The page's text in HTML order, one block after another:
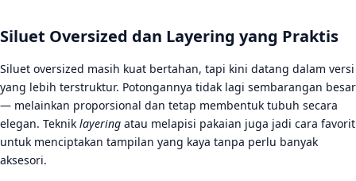
Siluet Oversized dan Layering yang Praktis
Siluet oversized masih kuat bertahan, tapi kini datang dalam versi
yang lebih terstruktur. Potongannya tidak lagi sembarangan besar
— melainkan proporsional dan tetap membentuk tubuh secara
elegan. Teknik layering atau melapisi pakaian juga jadi cara favorit
untuk menciptakan tampilan yang kaya tanpa perlu banyak
aksesori.